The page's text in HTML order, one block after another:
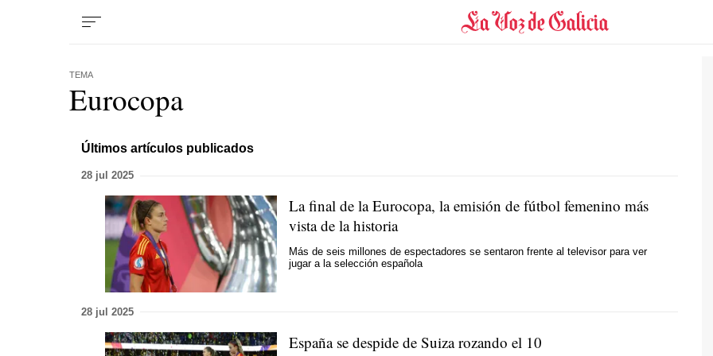
TEMA
Eurocopa
Últimos artículos publicados
28 jul 2025
La final de la Eurocopa, la emisión de fútbol femenino más
vista de la historia
Más de seis millones de espectadores se sentaron frente al televisor para ver
jugar a la selección española
28 jul 2025
España se despide de Suiza rozando el 10